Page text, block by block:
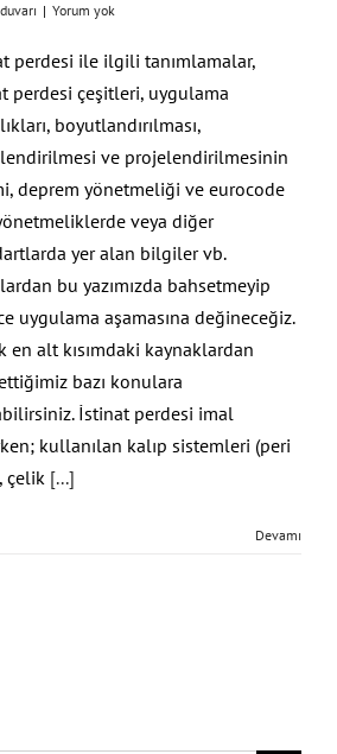
| Yorum yok
perdesi ile ilgili tanımlamalar,
perdesi çeşitleri, uygulama
boyutlandırılması,
ve projelendirilmesinin
deprem yönetmeliği ve eurocode
veya diğer
yer alan bilgiler vb.
bu yazımızda bahsetmeyip
uygulama aşamasına değineceğiz.
en alt kısımdaki kaynaklardan
bazı konulara
İstinat perdesi imal
kullanılan kalıp sistemleri (peri
çelik [...]
Devamı